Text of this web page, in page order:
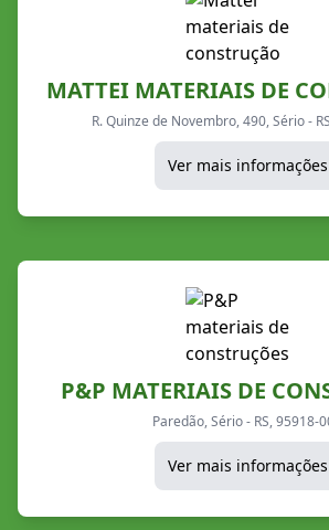
MATTEI MATERIAIS DE
R. Quinze de Novembro, 490, Sério -
Ver mais informações
P&P MATERIAIS DE
Paredão, Sério - RS, 95918-
Ver mais informações